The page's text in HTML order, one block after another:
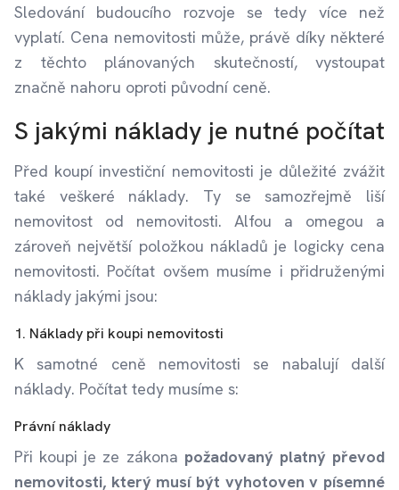
Sledování budoucího rozvoje se tedy více než
vyplatí. Cena nemovitosti může, právě díky některé
z těchto plánovaných skutečností, vystoupat
značně nahoru oproti původní ceně.
S jakými náklady je nutné počítat
Před koupí investiční nemovitosti je důležité zvážit
také veškeré náklady. Ty se samozřejmě liší
nemovitost od nemovitosti. Alfou a omegou a
zároveň největší položkou nákladů je logicky cena
nemovitosti. Počítat ovšem musíme i přidruženými
náklady jakými jsou:
1. Náklady při koupi nemovitosti
K samotné ceně nemovitosti se nabalují další
náklady. Počítat tedy musíme s:
Právní náklady
Při koupi je ze zákona požadovaný platný převod
nemovitosti, který musí být vyhotoven v písemné